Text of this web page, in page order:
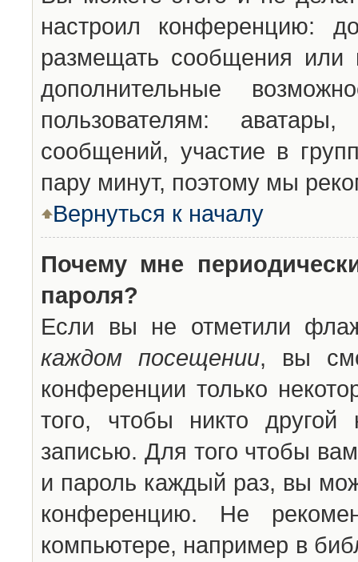
настроил конференцию:
размещать сообщения или
дополнительные
пользователям:
сообщений, участие в
пару минут, поэтому мы
Вернуться к началу
Почему мне
пароля?
Если вы не отметили
каждом посещении, вы
конференции только
того, чтобы никто другой
записью. Для того чтобы
и пароль каждый раз, вы
конференцию. Не
компьютере, например в